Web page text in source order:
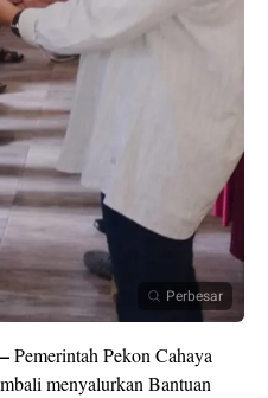
Perbesar
Pemerintah Pekon Cahaya
menyalurkan Bantuan